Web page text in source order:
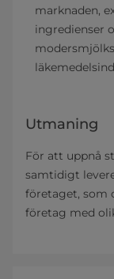
marknaden,
ingredienser
Utmaning
För att uppnå
samtidigt
företaget, som
företag med